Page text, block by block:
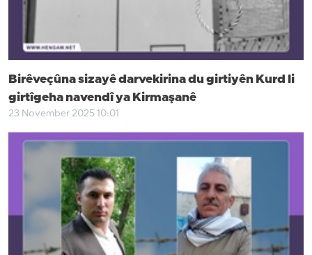
Birêveçûna sizayê darvekirina du girtiyên Kurd li
girtîgeha navendî ya Kirmaşanê
23 November 2025 10:01